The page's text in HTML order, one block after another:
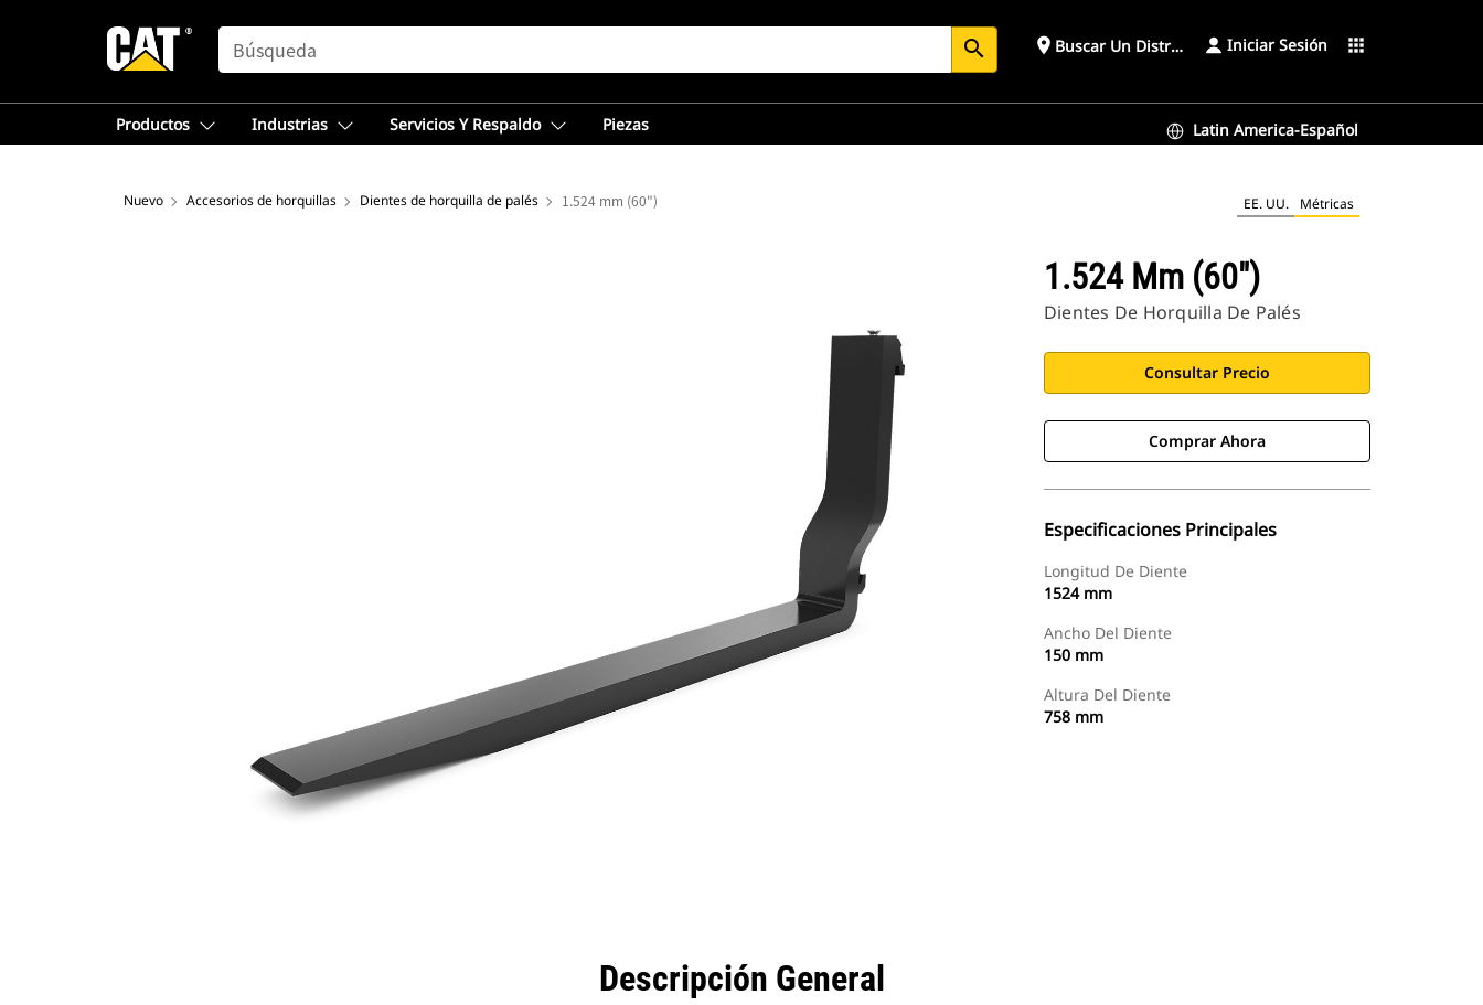
SEARCH search place Buscar Un Distribuidor Iniciar Sesión apps
Productos Industrias Servicios Y Respaldo Piezas Latin America-Español
Nuevo Accesorios de horquillas Dientes de horquilla de palés 1.524 mm (60") EE. UU. Métricas
1.524 Mm (60")
Dientes De Horquilla De Palés
Consultar Precio
Comprar Ahora
Especificaciones Principales
Longitud De Diente
1524 mm
Ancho Del Diente
150 mm
Altura Del Diente
758 mm
Descripción General